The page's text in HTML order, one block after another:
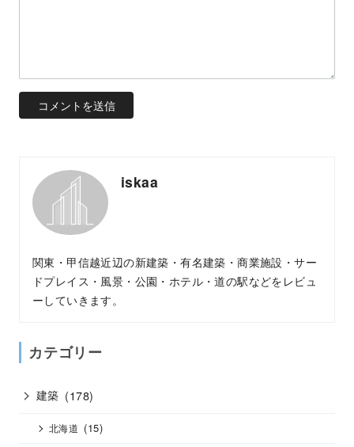
iskaa
関東・甲信越近辺の新建築・有名建築・商業施設・サー
ドプレイス・風景・公園・ホテル・道の駅などをレビュ
ーしていきます。
カテゴリー
建築 (178)
北海道 (15)